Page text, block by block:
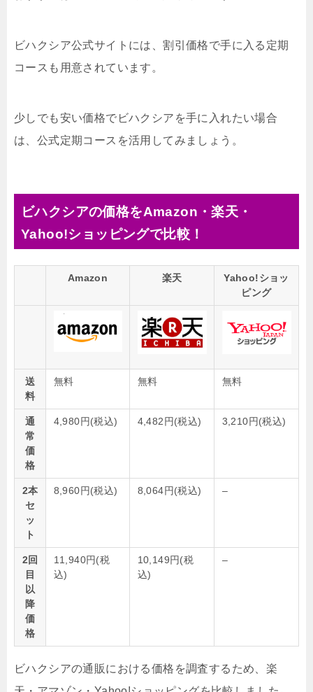
ビハクシア公式サイトには、割引価格で手に入る定期
コースも用意されています。
少しでも安い価格でビハクシアを手に入れたい場合
は、公式定期コースを活用してみましょう。
ビハクシアの価格をAmazon・楽天・
Yahoo!ショッピングで比較！
Amazon 楽天
Yahoo!ショッ
ピング
送
料
無料 無料 無料
通
常
価
格
4,980円(税込) 4,482円(税込) 3,210円(税込)
2本
セ
ッ
ト
8,960円(税込) 8,064円(税込) –
2回
目
以
降
価
格
11,940円(税
込)
10,149円(税
込)
–
ビハクシアの通販における価格を調査するため、楽